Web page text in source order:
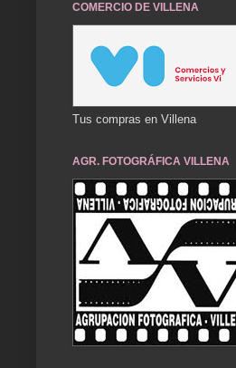
COMERCIO DE VILLENA
Tus compras en Villena
AGR. FOTOGRÁFICA VILLENA